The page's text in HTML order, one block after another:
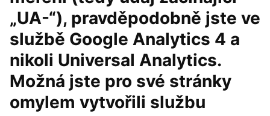
„UA-“), pravděpodobně jste ve
službě Google Analytics 4 a
nikoli Universal Analytics.
Možná jste pro své stránky
omylem vytvořili službu